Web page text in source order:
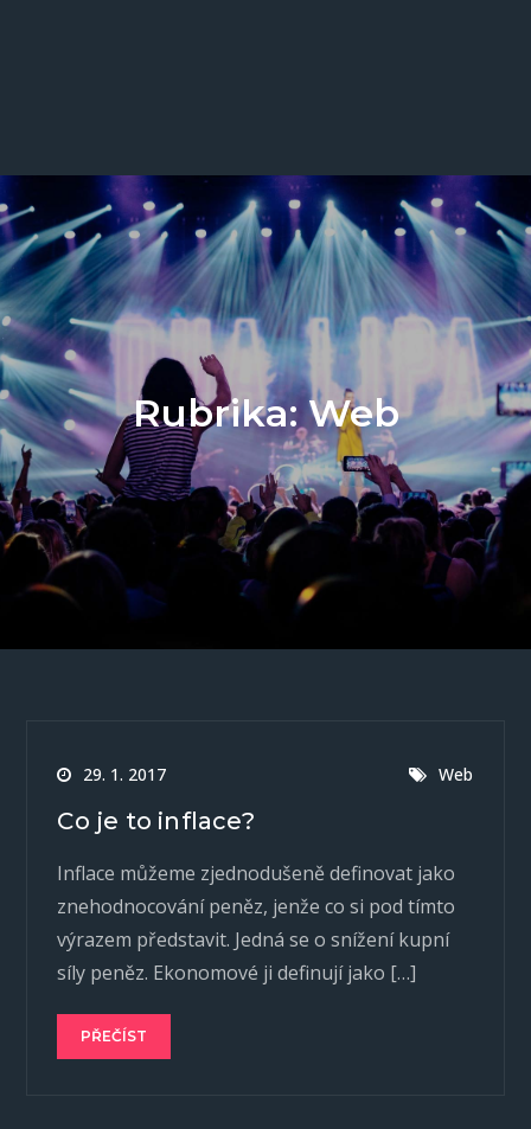
Rubrika:Web
29. 1. 2017 Web
Co je to inflace?
Inflace můžeme zjednodušeně definovat jako
znehodnocování peněz, jenže co si pod tímto
výrazem představit. Jedná se o snížení kupní
síly peněz. Ekonomové ji definují jako […]
PŘEČÍST